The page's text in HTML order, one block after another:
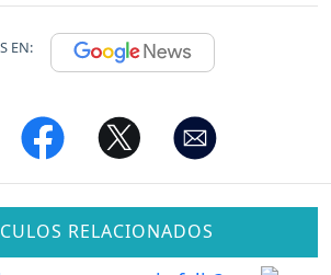
EN:
RELACIONADOS